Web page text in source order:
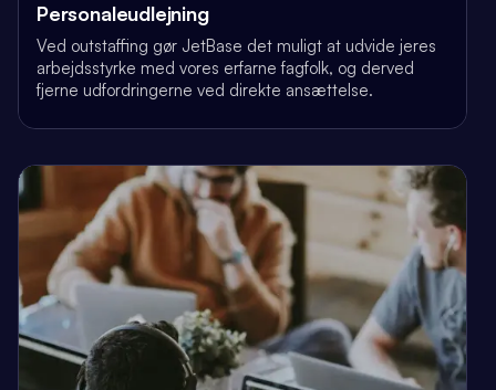
Personaleudlejning
Ved outstaffing gør JetBase det muligt at udvide jeres
arbejdsstyrke med vores erfarne fagfolk, og derved
fjerne udfordringerne ved direkte ansættelse.